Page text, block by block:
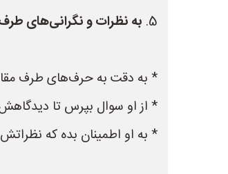
5. به نظرات و نگرانی‌های
* به دقت به حرف‌های طرف
* از او سوال بپرس تا دیدگاهش
* به او اطمینان بده که